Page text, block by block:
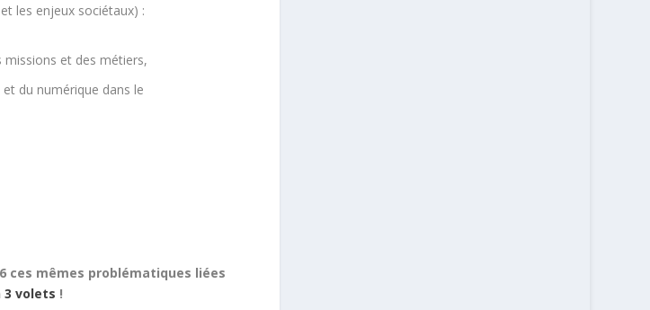
les enjeux sociétaux) :
et des métiers,
du numérique dans le
ces mêmes problématiques liées
volets !